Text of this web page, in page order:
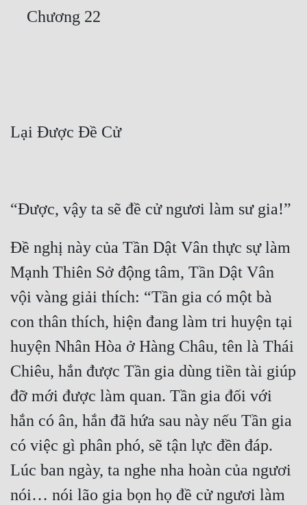
Truyện Convert
Xa Lộ Dịch
Cạnh Kỹ
Dị Giới
Dị Năng
Gia Đấu
Góc Nhìn Nam
Góc Nhìn Nữ
Huyền Huyễn
Đề nghị này của Tần Dật Vân thực sự làm
Mạnh Thiên Sở động tâm, Tần Dật Vân
vội vàng giải thích: “Tần gia có một bà
con thân thích, hiện đang làm tri huyện tại
huyện Nhân Hòa ở Hàng Châu, tên là Thái
Chiêu, hắn được Tần gia dùng tiền tài giúp
đỡ mới được làm quan. Tần gia đối với
hắn có ân, hắn đã hứa sau này nếu Tần gia
có việc gì phân phó, sẽ tận lực đền đáp.
Lúc ban ngày, ta nghe nha hoàn của ngươi
nói… nói lão gia bọn họ đề cử ngươi làm